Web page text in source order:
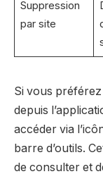
Suppression
par site
Si vous
depuis
accéder via
barre d’outils.
de consulter et